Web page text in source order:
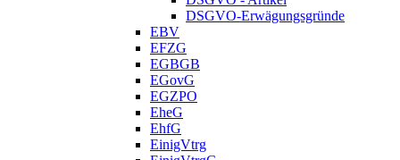
DSGVO-Erwägungsgründe
EBV
EFZG
EGBGB
EGovG
EGZPO
EheG
EhfG
EinigVtrg